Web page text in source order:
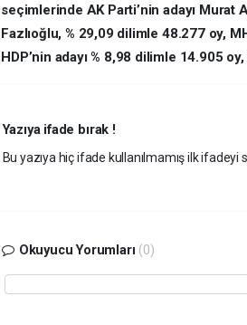
seçimlerinde AK Parti’nin adayı Murat
Fazlıoğlu, % 29,09 dilimle 48.277 oy,
HDP’nin adayı % 8,98 dilimle 14.905
Yazıya ifade bırak !
Bu yazıya hiç ifade kullanılmamış ilk ifadeyi
Okuyucu Yorumları (0)